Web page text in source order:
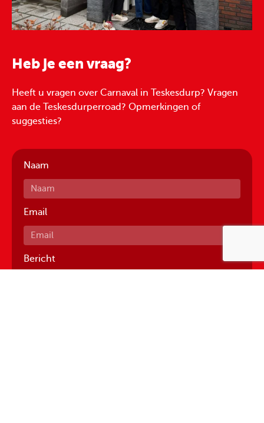
Heb je een vraag?
Heeft u vragen over Carnaval in Teskesdurp? Vragen
aan de Teskesdurperroad? Opmerkingen of
suggesties?
Naam
Email
Bericht